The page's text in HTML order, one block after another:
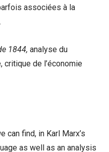
associées à la
1844, analyse du
critique de l’économie
find, in Karl Marx’s
as well as an analysis